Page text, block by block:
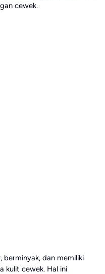
cewek.
berminyak, dan memiliki
kulit cewek. Hal ini